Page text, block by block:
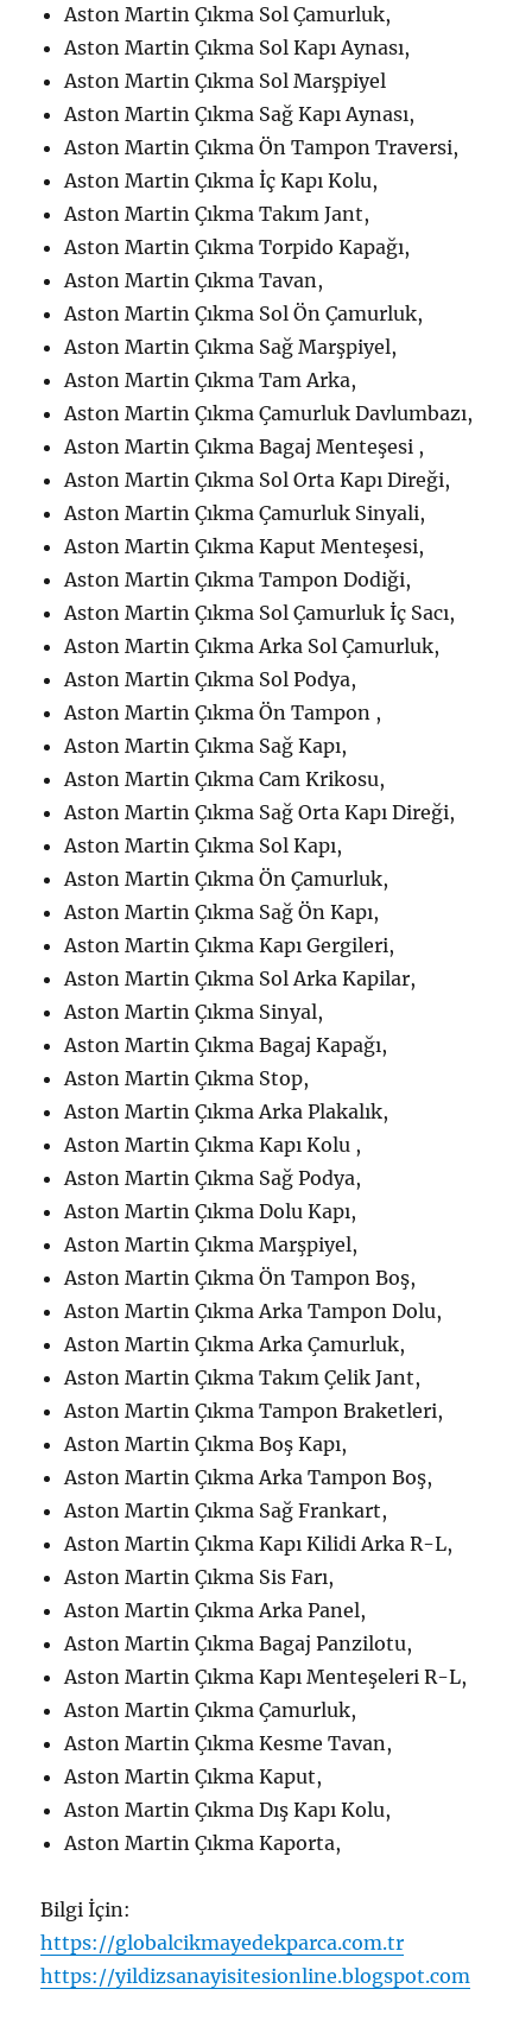
Aston Martin Çıkma Sol Çamurluk,
Aston Martin Çıkma Sol Kapı Aynası,
Aston Martin Çıkma Sol Marşpiyel
Aston Martin Çıkma Sağ Kapı Aynası,
Aston Martin Çıkma Ön Tampon Traversi,
Aston Martin Çıkma İç Kapı Kolu,
Aston Martin Çıkma Takım Jant,
Aston Martin Çıkma Torpido Kapağı,
Aston Martin Çıkma Tavan,
Aston Martin Çıkma Sol Ön Çamurluk,
Aston Martin Çıkma Sağ Marşpiyel,
Aston Martin Çıkma Tam Arka,
Aston Martin Çıkma Çamurluk Davlumbazı,
Aston Martin Çıkma Bagaj Menteşesi ,
Aston Martin Çıkma Sol Orta Kapı Direği,
Aston Martin Çıkma Çamurluk Sinyali,
Aston Martin Çıkma Kaput Menteşesi,
Aston Martin Çıkma Tampon Dodiği,
Aston Martin Çıkma Sol Çamurluk İç Sacı,
Aston Martin Çıkma Arka Sol Çamurluk,
Aston Martin Çıkma Sol Podya,
Aston Martin Çıkma Ön Tampon ,
Aston Martin Çıkma Sağ Kapı,
Aston Martin Çıkma Cam Krikosu,
Aston Martin Çıkma Sağ Orta Kapı Direği,
Aston Martin Çıkma Sol Kapı,
Aston Martin Çıkma Ön Çamurluk,
Aston Martin Çıkma Sağ Ön Kapı,
Aston Martin Çıkma Kapı Gergileri,
Aston Martin Çıkma Sol Arka Kapilar,
Aston Martin Çıkma Sinyal,
Aston Martin Çıkma Bagaj Kapağı,
Aston Martin Çıkma Stop,
Aston Martin Çıkma Arka Plakalık,
Aston Martin Çıkma Kapı Kolu ,
Aston Martin Çıkma Sağ Podya,
Aston Martin Çıkma Dolu Kapı,
Aston Martin Çıkma Marşpiyel,
Aston Martin Çıkma Ön Tampon Boş,
Aston Martin Çıkma Arka Tampon Dolu,
Aston Martin Çıkma Arka Çamurluk,
Aston Martin Çıkma Takım Çelik Jant,
Aston Martin Çıkma Tampon Braketleri,
Aston Martin Çıkma Boş Kapı,
Aston Martin Çıkma Arka Tampon Boş,
Aston Martin Çıkma Sağ Frankart,
Aston Martin Çıkma Kapı Kilidi Arka R-L,
Aston Martin Çıkma Sis Farı,
Aston Martin Çıkma Arka Panel,
Aston Martin Çıkma Bagaj Panzilotu,
Aston Martin Çıkma Kapı Menteşeleri R-L,
Aston Martin Çıkma Çamurluk,
Aston Martin Çıkma Kesme Tavan,
Aston Martin Çıkma Kaput,
Aston Martin Çıkma Dış Kapı Kolu,
Aston Martin Çıkma Kaporta,
Bilgi İçin:
https://globalcikmayedekparca.com.tr
https://yildizsanayisitesionline.blogspot.com